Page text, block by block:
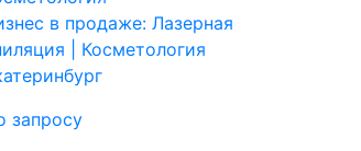
в продаже: Лазерная
| Косметология
запросу